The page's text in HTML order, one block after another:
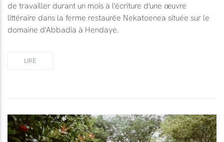
de travailler durant un mois à l'écriture d'une œuvre
littéraire dans la ferme restaurée Nekatoenea située sur le
domaine d'Abbadia à Hendaye.
LIRE